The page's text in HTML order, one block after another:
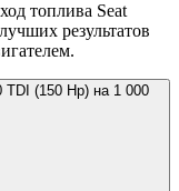
топлива Seat
результатов
(150 Hp) на 1 000